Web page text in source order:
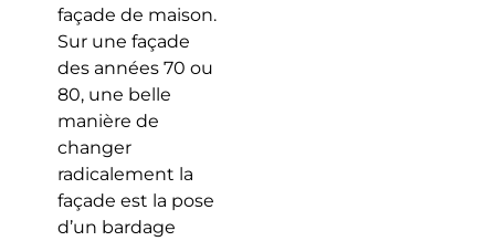
façade de maison.
Sur une façade
des années 70 ou
80, une belle
manière de
changer
radicalement la
façade est la pose
d’un bardage